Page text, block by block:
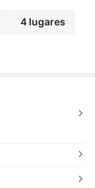
4 lugares